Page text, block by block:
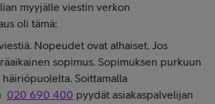
myyjälle viestin verkon
oli tämä:
Nopeudet ovat alhaiset. Jos
sopimus. Sopimuksen purkuun
häiriöpuolelta. Soittamalla
020 690 400 pyydät asiakaspalvelijan